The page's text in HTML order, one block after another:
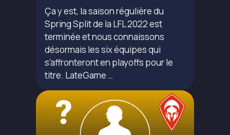
Ça y est, la saison régulière du
Spring Split de la LFL 2022 est
terminée et nous connaissons
désormais les six équipes qui
s’affronteront en playoffs pour le
titre. LateGame …